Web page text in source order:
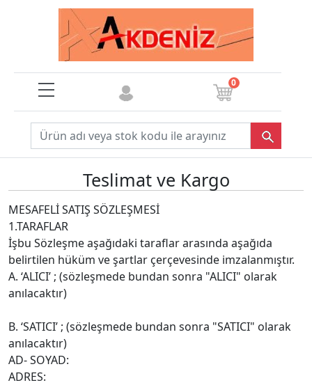
0
Teslimat ve Kargo
MESAFELİ SATIŞ SÖZLEŞMESİ
1.TARAFLAR
İşbu Sözleşme aşağıdaki taraflar arasında aşağıda
belirtilen hüküm ve şartlar çerçevesinde imzalanmıştır.
A. ‘ALICI’ ; (sözleşmede bundan sonra "ALICI" olarak
anılacaktır)
B. ‘SATICI’ ; (sözleşmede bundan sonra "SATICI" olarak
anılacaktır)
AD- SOYAD:
ADRES: